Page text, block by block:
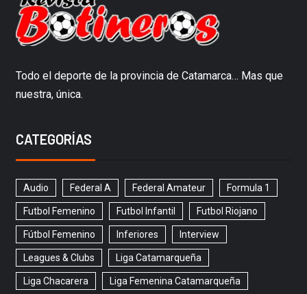
Todo el deporte de la provincia de Catamarca… Mas que
nuestra, única.
CATEGORÍAS
Audio Federal A Federal Amateur Formula 1
Futbol Femenino Futbol Infantil Futbol Riojano
Fútbol Femenino Inferiores Interview
Leagues & Clubs Liga Catamarqueña
Liga Chacarera Liga Femenina Catamarqueña